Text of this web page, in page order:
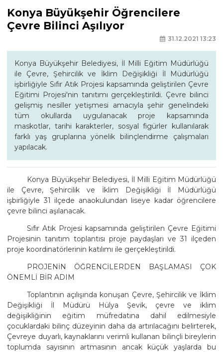
Konya Büyükşehir Öğrencilere
Çevre Bilinci Aşılıyor
31.12.2021 13:23
Konya Büyükşehir Belediyesi, İl Milli Eğitim Müdürlüğü
ile Çevre, Şehircilik ve İklim Değişikliği İl Müdürlüğü
işbirliğiyle Sıfır Atık Projesi kapsamında geliştirilen Çevre
Eğitimi Projesi'nin tanıtımı gerçekleştirildi. Çevre bilinci
gelişmiş nesiller yetişmesi amacıyla şehir genelindeki
tüm okullarda uygulanacak proje kapsamında
maskotlar, tarihi karakterler, sosyal figürler kullanılarak
farklı yaş gruplarına yönelik bilinçlendirme çalışmaları
yapılacak.
Konya Büyükşehir Belediyesi, İl Milli Eğitim Müdürlüğü
ile Çevre, Şehircilik ve İklim Değişikliği İl Müdürlüğü
işbirliğiyle 31 ilçede anaokulundan liseye kadar öğrencilere
çevre bilinci aşılanacak.
Sıfır Atık Projesi kapsamında geliştirilen Çevre Eğitimi
Projesinin tanıtım toplantısı proje paydaşları ve 31 ilçeden
proje koordinatörlerinin katılımı ile gerçekleştirildi.
PROJENİN ÖĞRENCİLERDEN BAŞLAMASI ÇOK
ÖNEMLİ BİR ADIM
Toplantının açılışında konuşan Çevre, Şehircilik ve İklim
Değişikliği İl Müdürü Hülya Şevik, çevre ve iklim
değişikliğinin eğitim müfredatına dahil edilmesiyle
çocuklardaki bilinç düzeyinin daha da artırılacağını belirterek,
Çevreye duyarlı, kaynaklarını verimli kullanan bilinçli bireylerin
toplumda sayısının artmasının ancak küçük yaşlarda bu